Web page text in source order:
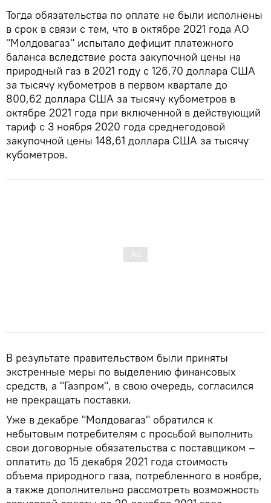
Тогда обязательства по оплате не были исполнены
в срок в связи с тем, что в октябре 2021 года АО
"Молдовагаз" испытало дефицит платежного
баланса вследствие роста закупочной цены на
природный газ в 2021 году с 126,70 доллара США
за тысячу кубометров в первом квартале до
800,62 доллара США за тысячу кубометров в
октябре 2021 года при включенной в действующий
тариф с 3 ноября 2020 года среднегодовой
закупочной цены 148,61 доллара США за тысячу
кубометров.
В результате правительством были приняты
экстренные меры по выделению финансовых
средств, а "Газпром", в свою очередь, согласился
не прекращать поставки.
Уже в декабре "Молдовагаз" обратился к
небытовым потребителям с просьбой выполнить
свои договорные обязательства с поставщиком –
оплатить до 15 декабря 2021 года стоимость
объема природного газа, потребленного в ноябре,
а также дополнительно рассмотреть возможность